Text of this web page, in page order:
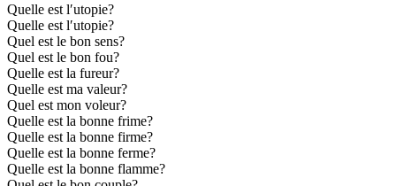
Quelle est l′utopie?
Quelle est l′utopie?
Quel est le bon sens?
Quel est le bon fou?
Quelle est la fureur?
Quelle est ma valeur?
Quel est mon voleur?
Quelle est la bonne frime?
Quelle est la bonne firme?
Quelle est la bonne ferme?
Quelle est la bonne flamme?